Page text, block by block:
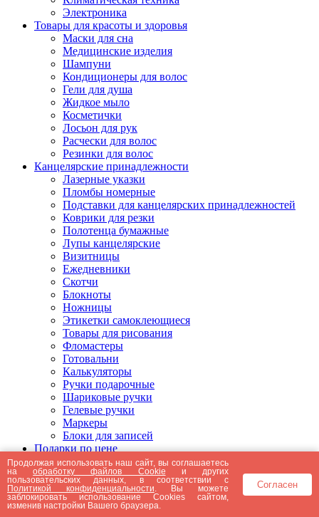
Электроника
Товары для красоты и здоровья
Маски для сна
Медицинские изделия
Шампуни
Кондиционеры для волос
Гели для душа
Жидкое мыло
Косметички
Лосьон для рук
Расчески для волос
Резинки для волос
Канцелярские принадлежности
Лазерные указки
Пломбы номерные
Подставки для канцелярских принадлежностей
Коврики для резки
Полотенца бумажные
Лупы канцелярские
Визитницы
Ежедневники
Скотчи
Блокноты
Ножницы
Этикетки самоклеющиеся
Товары для рисования
Фломастеры
Готовальни
Калькуляторы
Ручки подарочные
Шариковые ручки
Гелевые ручки
Маркеры
Блоки для записей
Подарки по цене
Подарки от 5000 рублей
Подарки до 5000 рублей
Подарки до 3000 рублей
Подарки до 2000 рублей
Подарки до 1000 рублей
Продолжая использовать наш сайт, вы соглашаетесь
наобработку файлов Cookie и других
пользовательских данных, в соответствии с
Политикой конфиденциальности . Вы можете
заблокировать использование Cookies сайтом,
изменив настройки Вашего браузера.
Согласен